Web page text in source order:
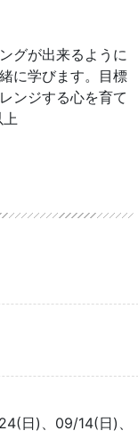
グが出来るように
に学びます。目標
ンジする心を育て
上
日)、09/14(日)、